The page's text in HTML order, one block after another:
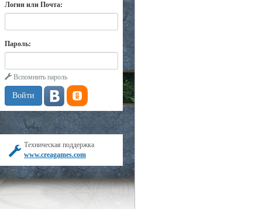
Логин или Почта:
Пароль:
Вспомнить пароль
Техническая поддержка
www.creagames.com